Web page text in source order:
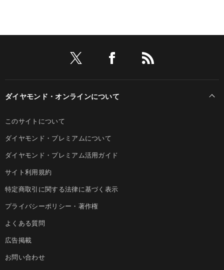
ダイヤモンド・オンラインについて
このサイトについて
ダイヤモンド・プレミアムについて
ダイヤモンド・プレミアム活用ガイド
サイト利用規約
特定商取引に関する法律に基づく表示
プライバシーポリシー・著作権
よくある質問
広告掲載
お問い合わせ